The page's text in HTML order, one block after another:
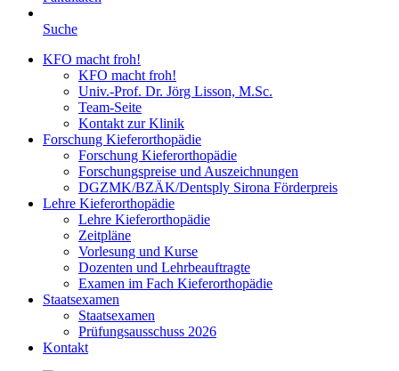
Suche
KFO macht froh!
KFO macht froh!
Univ.-Prof. Dr. Jörg Lisson, M.Sc.
Team-Seite
Kontakt zur Klinik
Forschung Kieferorthopädie
Forschung Kieferorthopädie
Forschungspreise und Auszeichnungen
DGZMK/BZÄK/Dentsply Sirona Förderpreis
Lehre Kieferorthopädie
Lehre Kieferorthopädie
Zeitpläne
Vorlesung und Kurse
Dozenten und Lehrbeauftragte
Examen im Fach Kieferorthopädie
Staatsexamen
Staatsexamen
Prüfungsausschuss 2026
Kontakt